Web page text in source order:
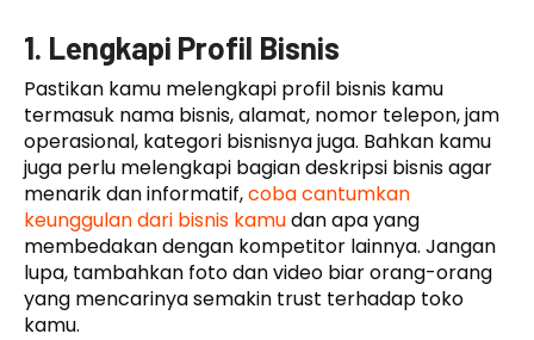
1. Lengkapi Profil Bisnis
Pastikan kamu melengkapi profil bisnis kamu
termasuk nama bisnis, alamat, nomor telepon, jam
operasional, kategori bisnisnya juga. Bahkan kamu
juga perlu melengkapi bagian deskripsi bisnis agar
menarik dan informatif,coba cantumkan
keunggulan dari bisnis kamudan apa yang
membedakan dengan kompetitor lainnya. Jangan
lupa, tambahkan foto dan video biar orang-orang
yang mencarinya semakin trust terhadap toko
kamu.